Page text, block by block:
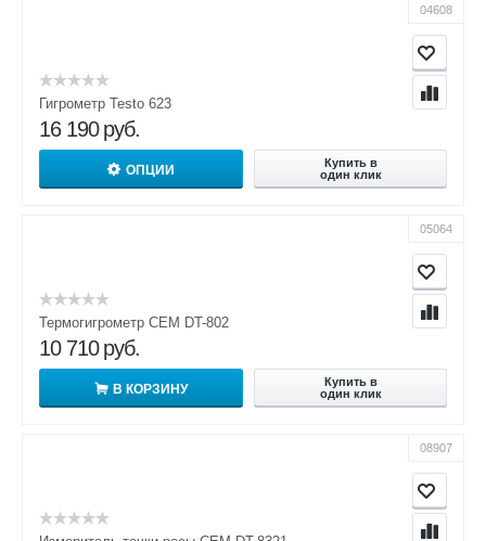
04608
Гигрометр Testo 623
16 190 руб.
ОПЦИИ
Купить в
один клик
05064
Термогигрометр CEM DT-802
10 710 руб.
В КОРЗИНУ
Купить в
один клик
08907